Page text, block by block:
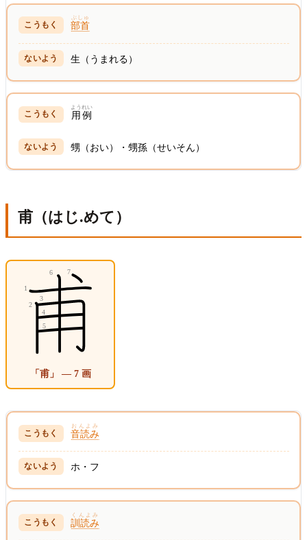
部首
ぶしゅ
生（うまれる）
用例
ようれい
甥（おい）・甥孫（せいそん）
甫（はじ.めて）
「甫」 — 7 画
音読み
おんよみ
ホ・フ
訓読み
くんよみ